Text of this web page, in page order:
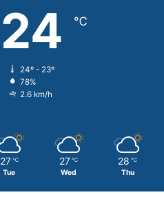
24 ℃
24º - 23º
78%
2.6 km/h
27 ℃
Tue
27 ℃
Wed
28 ℃
Thu